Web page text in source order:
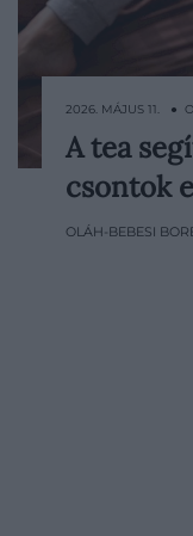
A tea és a
ártatlan napi
kutatás
2026. MÁJUS 11. ●
A tea
csontok
OLÁH-BEBESI